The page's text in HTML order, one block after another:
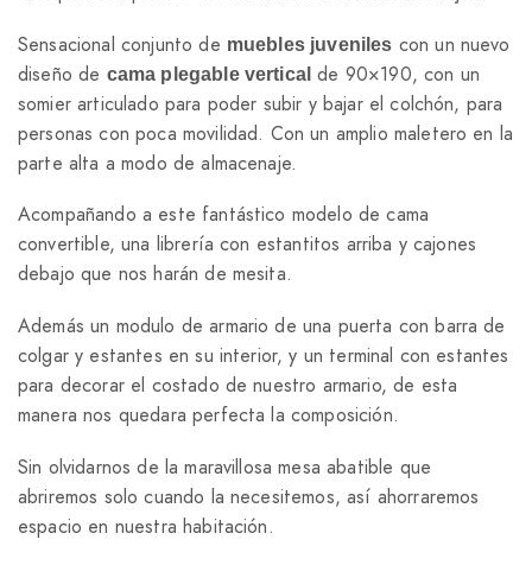
Sensacional conjunto de muebles juveniles con un nuevo
diseño de cama plegable vertical de 90×190, con un
somier articulado para poder subir y bajar el colchón, para
personas con poca movilidad. Con un amplio maletero en la
parte alta a modo de almacenaje.
Acompañando a este fantástico modelo de cama
convertible, una librería con estantitos arriba y cajones
debajo que nos harán de mesita.
Además un modulo de armario de una puerta con barra de
colgar y estantes en su interior, y un terminal con estantes
para decorar el costado de nuestro armario, de esta
manera nos quedara perfecta la composición.
Sin olvidarnos de la maravillosa mesa abatible que
abriremos solo cuando la necesitemos, así ahorraremos
espacio en nuestra habitación.